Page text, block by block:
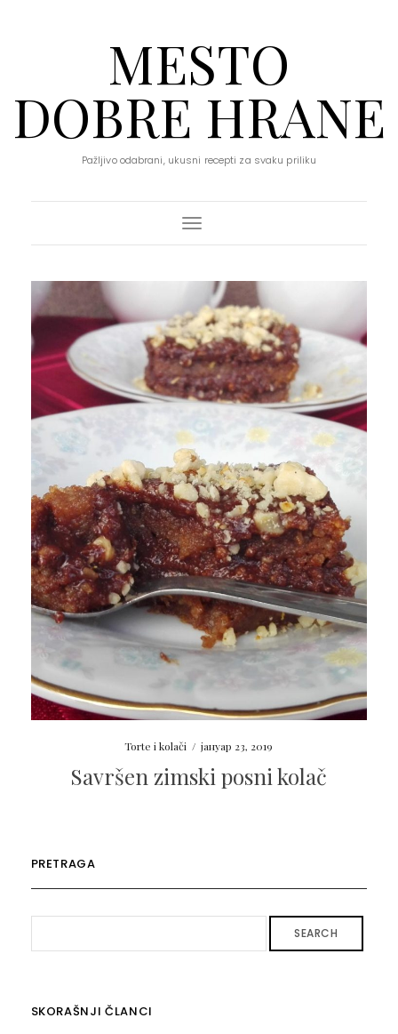
MESTO
DOBRE HRANE
Pažljivo odabrani, ukusni recepti za svaku priliku
Toggle Navigation
Torte i kolači / јануар 23, 2019
Savršen zimski posni kolač
PRETRAGA
SEARCH
SKORAŠNJI ČLANCI